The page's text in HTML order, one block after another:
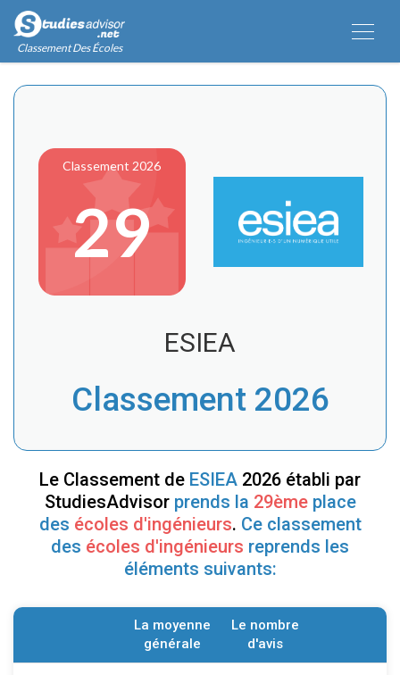
Classement Des Écoles
Classement 2026
29
ESIEA
Classement 2026
Le Classement de ESIEA 2026 établi par
StudiesAdvisor prends la 29èmeplace
des écoles d'ingénieurs. Ce classement
des écoles d'ingénieurs reprends les
éléments suivants:
La moyenne
générale
Le nombre
d'avis